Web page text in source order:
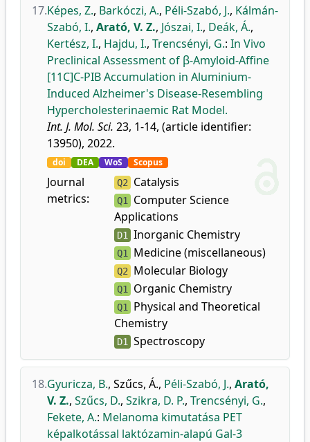
17.Képes, Z., Barkóczi, A., Péli-Szabó, J., Kálmán-
Szabó, I., Arató, V. Z., Jószai, I., Deák, Á.,
Kertész, I., Hajdu, I., Trencsényi, G.: In Vivo
Preclinical Assessment of β-Amyloid-Affine
[11C]C-PIB Accumulation in Aluminium-
Induced Alzheimer's Disease-Resembling
Hypercholesterinaemic Rat Model.
Int. J. Mol. Sci. 23, 1-14, (article identifier:
13950), 2022.
doi DEA WoS Scopus
Journal
metrics:
Q2 Catalysis
Q1 Computer Science
Applications
D1 Inorganic Chemistry
Q1 Medicine (miscellaneous)
Q2 Molecular Biology
Q1 Organic Chemistry
Q1 Physical and Theoretical
Chemistry
D1 Spectroscopy
18.Gyuricza, B., Szűcs, Á., Péli-Szabó, J., Arató,
V. Z., Szűcs, D., Szikra, D. P., Trencsényi, G.,
Fekete, A.: Melanoma kimutatása PET
képalkotással laktózamin-alapú Gal-3